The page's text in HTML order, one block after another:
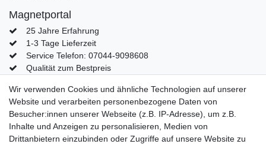
Magnetportal
25 Jahre Erfahrung
1-3 Tage Lieferzeit
Service Telefon: 07044-9098608
Qualität zum Bestpreis
Mein Konto
Konto
Login
Kontaktformular
Wir verwenden Cookies und ähnliche Technologien auf unserer
Website und verarbeiten personenbezogene Daten von
Besucher:innen unserer Webseite (z.B. IP-Adresse), um z.B.
Inhalte und Anzeigen zu personalisieren, Medien von
Drittanbietern einzubinden oder Zugriffe auf unsere Website zu